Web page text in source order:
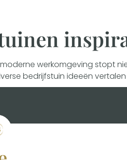
werkomgeving stopt
bedrijfstuin ideeën